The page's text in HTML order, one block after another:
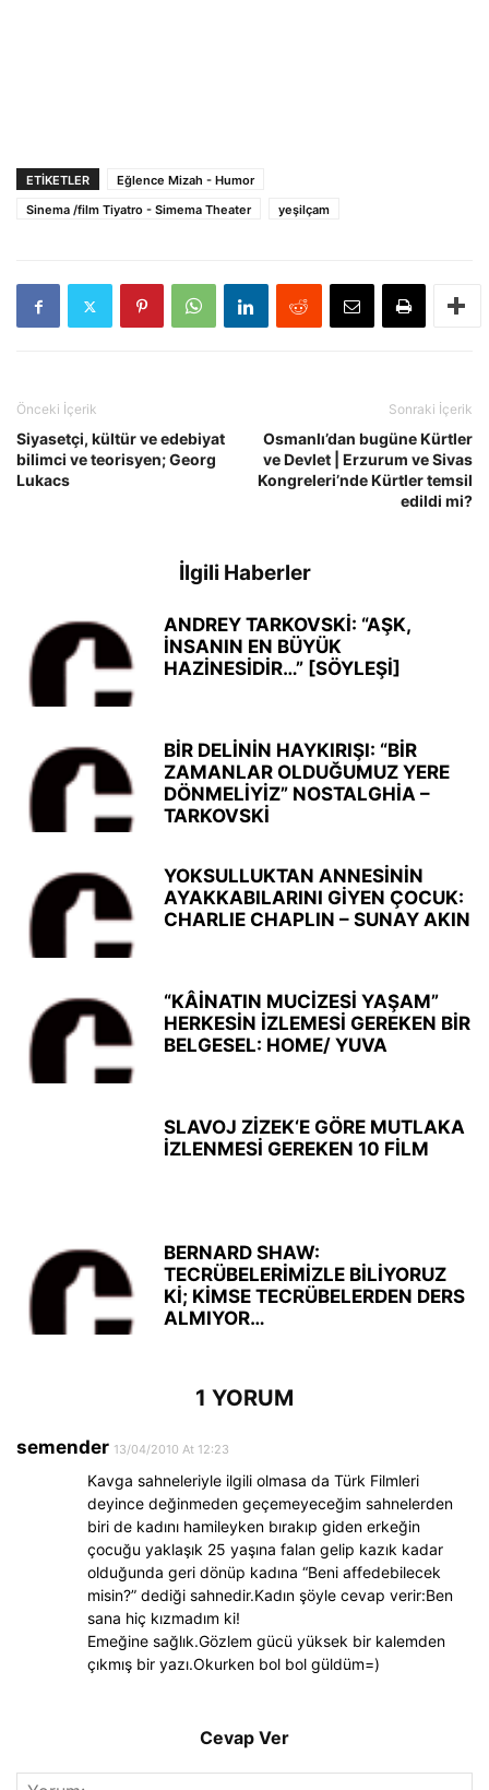
ETIKETLER
Eğlence Mizah - Humor
Sinema /film Tiyatro - Simema Theater
yeşilçam
Önceki İçerik
Siyasetçi, kültür ve edebiyat
bilimci ve teorisyen; Georg
Lukacs
Sonraki İçerik
Osmanlı’dan bugüne Kürtler
ve Devlet | Erzurum ve Sivas
Kongreleri’nde Kürtler temsil
edildi mi?
İlgili Haberler
ANDREY TARKOVSKİ: “AŞK,
İNSANIN EN BÜYÜK
HAZİNESİDİR…” [SÖYLEŞİ]
BİR DELİNİN HAYKIRIŞI: “BİR
ZAMANLAR OLDUĞUMUZ YERE
DÖNMELİYİZ” NOSTALGHİA –
TARKOVSKİ
YOKSULLUKTAN ANNESİNİN
AYAKKABILARINI GİYEN ÇOCUK:
CHARLIE CHAPLIN – SUNAY AKIN
“KÂİNATIN MUCİZESİ YAŞAM”
HERKESİN İZLEMESİ GEREKEN BİR
BELGESEL: HOME/ YUVA
SLAVOJ ZİZEK‘E GÖRE MUTLAKA
İZLENMESİ GEREKEN 10 FİLM
BERNARD SHAW:
TECRÜBELERİMİZLE BİLİYORUZ
Kİ; KİMSE TECRÜBELERDEN DERS
ALMIYOR…
1 YORUM
semender 13/04/2010 At 12:23
Kavga sahneleriyle ilgili olmasa da Türk Filmleri
deyince değinmeden geçemeyeceğim sahnelerden
biri de kadını hamileyken bırakıp giden erkeğin
çocuğu yaklaşık 25 yaşına falan gelip kazık kadar
olduğunda geri dönüp kadına “Beni affedebilecek
misin?” dediği sahnedir.Kadın şöyle cevap verir:Ben
sana hiç kızmadım ki!
Emeğine sağlık.Gözlem gücü yüksek bir kalemden
çıkmış bir yazı.Okurken bol bol güldüm=)
Cevap Ver